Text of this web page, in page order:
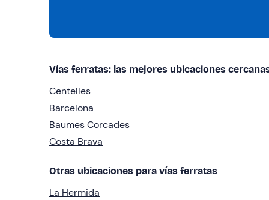
Vías ferratas: las mejores ubicaciones
Centelles
Barcelona
Baumes Corcades
Costa Brava
Otras ubicaciones para vías ferratas
La Hermida